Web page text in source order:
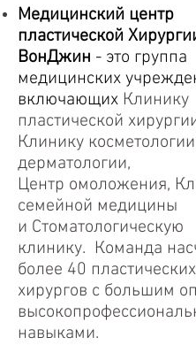
Медицинский центр
пластической
ВонДжин - это группа
медицинских
включающих Клинику
пластической
Клинику
дерматологии,
Центр омоложения,
семейной медицины
и Стоматологическую
клинику. Команда
более 40 пластических
хирургов с большим
навыками.